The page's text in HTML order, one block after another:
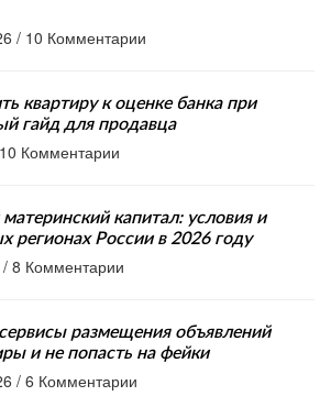
/ 10 Комментарии
квартиру к оценке банка при
гайд для продавца
10 Комментарии
капитал: условия и
регионах России в 2026 году
/ 8 Комментарии
размещения объявлений
и не попасть на фейки
/ 6 Комментарии